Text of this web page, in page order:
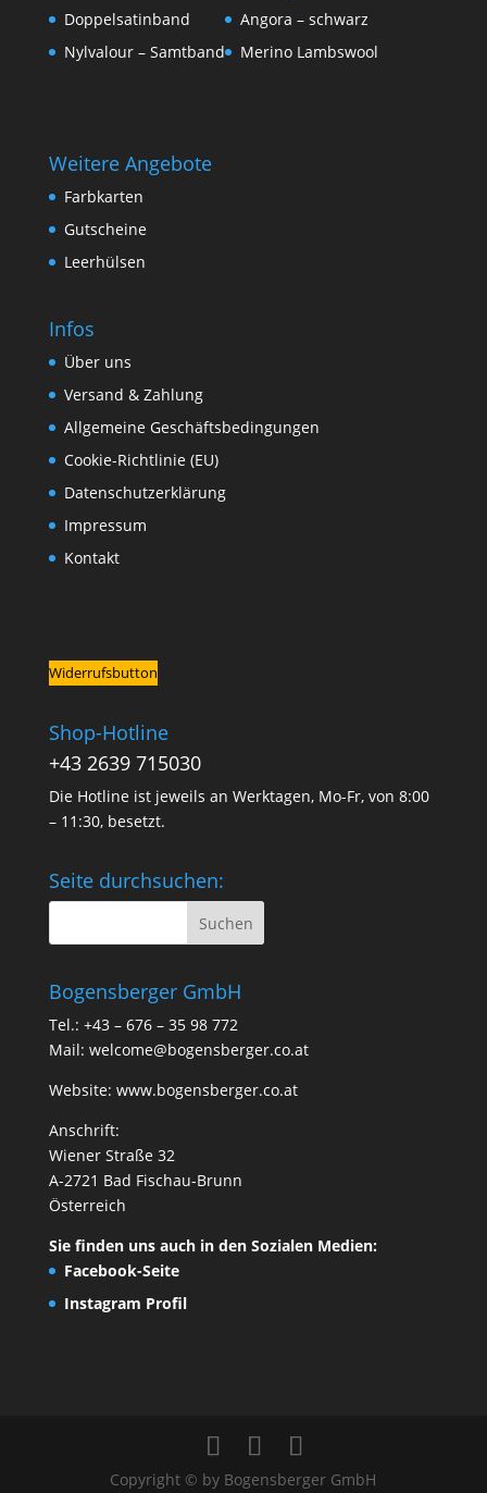
Doppelsatinband
Nylvalour – Samtband
Angora – schwarz
Merino Lambswool
Weitere Angebote
Farbkarten
Gutscheine
Leerhülsen
Infos
Über uns
Versand & Zahlung
Allgemeine Geschäftsbedingungen
Cookie-Richtlinie (EU)
Datenschutzerklärung
Impressum
Kontakt
Widerrufsbutton
Shop-Hotline
+43 2639 715030
Die Hotline ist jeweils an Werktagen, Mo-Fr, von 8:00
– 11:30, besetzt.
Seite durchsuchen:
Bogensberger GmbH
Tel.: +43 – 676 – 35 98 772
Mail: welcome@bogensberger.co.at
Website: www.bogensberger.co.at
Anschrift:
Wiener Straße 32
A-2721 Bad Fischau-Brunn
Österreich
Sie finden uns auch in den Sozialen Medien:
Facebook-Seite
Instagram Profil
Copyright © by Bogensberger GmbH